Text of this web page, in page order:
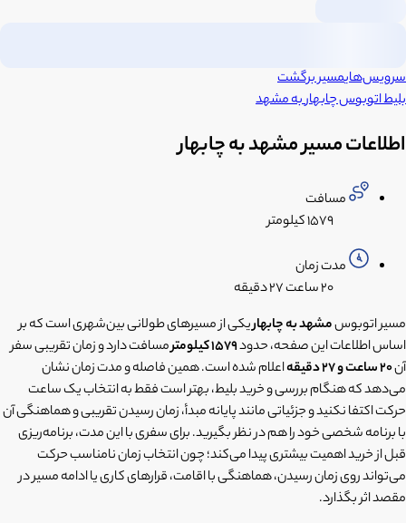
سرویس‌هایمسیر برگشت
بلیط اتوبوسچابهاربهمشهد
اطلاعات مسیر مشهد به چابهار
مسافت
۱۵۷۹ کیلومتر
مدت زمان
۲۰ ساعت
۲۷ دقیقه
مسیر اتوبوسمشهد به چابهاریکی از مسیرهای طولانی بین‌شهری است که بر
اساس اطلاعات این صفحه، حدود۱۵۷۹ کیلومتر
مسافت دارد و زمان تقریبی سفر
آن۲۰ ساعت و ۲۷ دقیقه
اعلام شده است. همین فاصله و مدت زمان نشان
می‌دهد که هنگام بررسی و خرید بلیط، بهتر است فقط به انتخاب یک ساعت
حرکت اکتفا نکنید و جزئیاتی مانند پایانه مبدأ، زمان رسیدن تقریبی و هماهنگی آن
با برنامه شخصی خود را هم در نظر بگیرید. برای سفری با این مدت، برنامه‌ریزی
قبل از خرید اهمیت بیشتری پیدا می‌کند؛ چون انتخاب زمان نامناسب حرکت
می‌تواند روی زمان رسیدن، هماهنگی با اقامت، قرارهای کاری یا ادامه مسیر در
مقصد اثر بگذارد.